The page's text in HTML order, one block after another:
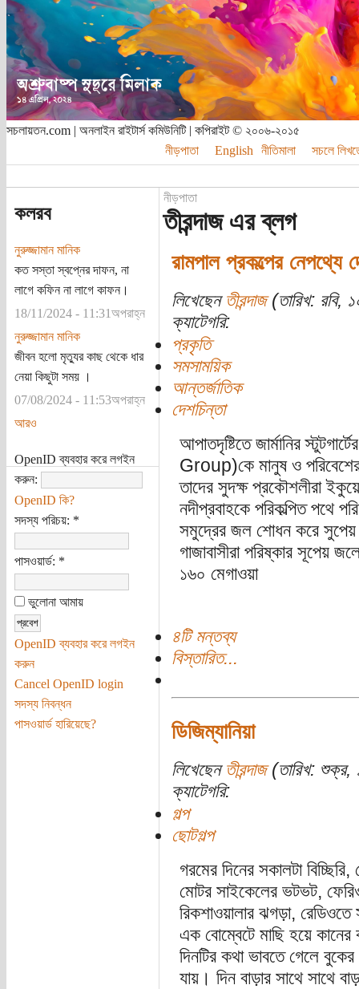
সচলায়তন.com | অনলাইন রাইটার্স কমিউনিটি | কপিরাইট © ২০০৬-২০১৫
নীড়পাতা
English নীতিমালা সচলে
কলরব
নুরুজ্জামান মানিক
কত সস্তা স্বপ্নের দাফন, না
লাগে কফিন না লাগে কাফন।
18/11/2024 - 11:31অপরাহ্ন
নুরুজ্জামান মানিক
জীবন হলো মৃত্যুর কাছ থেকে ধার
নেয়া কিছুটা সময় ।
07/08/2024 - 11:53অপরাহ্ন
আরও
OpenID ব্যবহার করে লগইন
করুন:
OpenID কি?
সদস্য পরিচয়: *
পাসওয়ার্ড: *
ভুলোনা আমায়
OpenID ব্যবহার করে লগইন
করুন
Cancel OpenID login
সদস্য নিবন্ধন
পাসওয়ার্ড হারিয়েছে?
নীড়পাতা
তীরন্দাজ এর ব্লগ
রামপাল প্রকল্পের নেপথ্যে
লিখেছেন তীরন্দাজ(তারিখ: রবি,
ক্যাটেগরি:
প্রকৃতি
সমসাময়িক
আন্তর্জাতিক
দেশচিন্তা
আপাতদৃষ্টিতে জার্মানির
Group)কে মানুষ ও
তাদের সুদক্ষ প্রকৌশলীরা
নদীপ্রবাহকে পরিকল্পিত পথে
সমুদ্রের জল শোধন করে সুপেয়
গাজাবাসীরা পরিষ্কার সূপেয়
১৬০ মেগাওয়া
৪টি মন্তব্য
বিস্তারিত...
ডিজিম্যানিয়া
লিখেছেন তীরন্দাজ(তারিখ: শুক্র,
ক্যাটেগরি:
গল্প
ছোটগল্প
গরমের দিনের সকালটা
মোটর সাইকেলের ভটভট,
রিকশাওয়ালার ঝগড়া,
এক বোম্বেটে মাছি হয়ে
দিনটির কথা ভাবতে গেলে
যায়। দিন বাড়ার সাথে সাথে